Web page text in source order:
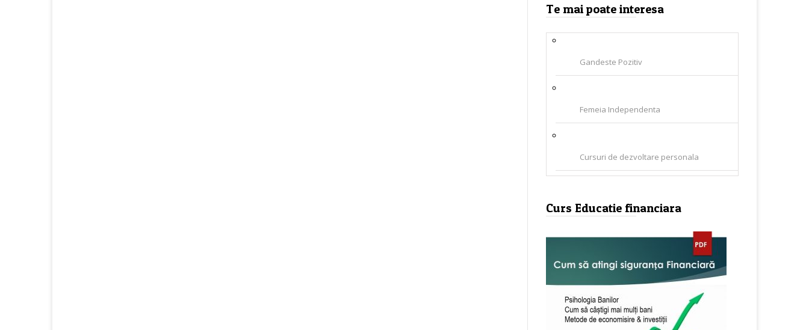
Te mai poate interesa
Gandeste Pozitiv
Femeia Independenta
Cursuri de dezvoltare personala
Curs Educatie financiara